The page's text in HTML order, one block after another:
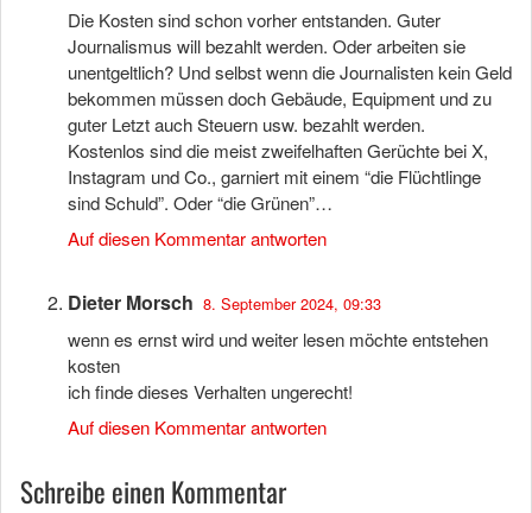
Die Kosten sind schon vorher entstanden. Guter
Journalismus will bezahlt werden. Oder arbeiten sie
unentgeltlich? Und selbst wenn die Journalisten kein Geld
bekommen müssen doch Gebäude, Equipment und zu
guter Letzt auch Steuern usw. bezahlt werden.
Kostenlos sind die meist zweifelhaften Gerüchte bei X,
Instagram und Co., garniert mit einem “die Flüchtlinge
sind Schuld”. Oder “die Grünen”…
Auf diesen Kommentar antworten
Dieter Morsch 8. September 2024, 09:33
wenn es ernst wird und weiter lesen möchte entstehen
kosten
ich finde dieses Verhalten ungerecht!
Auf diesen Kommentar antworten
Schreibe einen Kommentar